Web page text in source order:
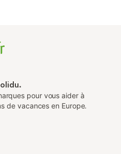
pour vous aider à
de vacances en Europe.